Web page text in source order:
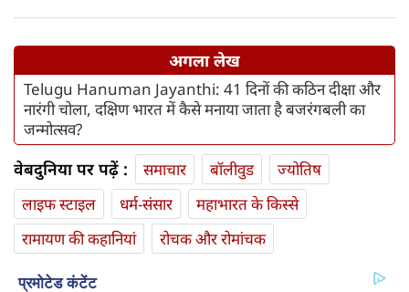
अगला लेख
Telugu Hanuman Jayanthi: 41 दिनों की कठिन दीक्षा और
नारंगी चोला, दक्षिण भारत में कैसे मनाया जाता है बजरंगबली का
जन्मोत्सव?
वेबदुनिया पर पढ़ें : समाचार बॉलीवुड
ज्योतिष
लाइफ स्‍टाइल
धर्म-संसार
महाभारत के किस्से
रामायण की कहानियां
रोचक और रोमांचक